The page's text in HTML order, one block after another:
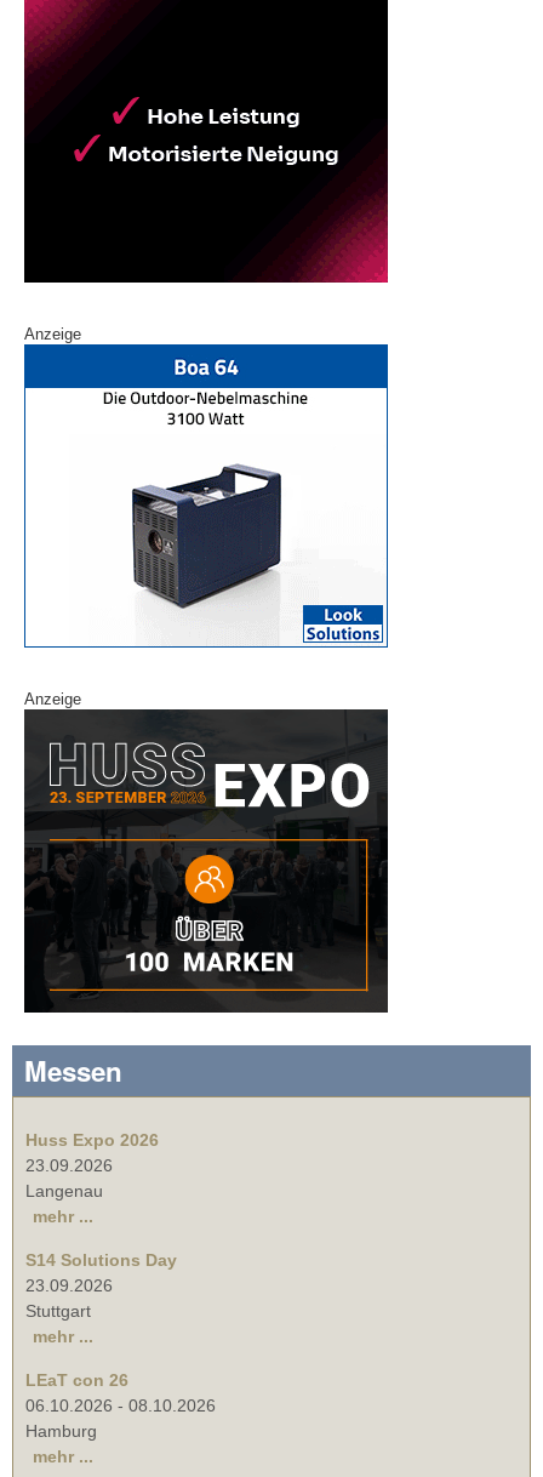
Anzeige
Anzeige
Messen
Huss Expo 2026
23.09.2026
Langenau
mehr ...
S14 Solutions Day
23.09.2026
Stuttgart
mehr ...
LEaT con 26
06.10.2026 - 08.10.2026
Hamburg
mehr ...